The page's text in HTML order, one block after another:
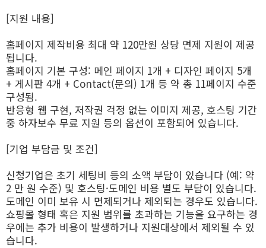
[지원 내용]
홈페이지 제작비용 최대 약 120만원 상당 면제 지원이 제공
됩니다.
홈페이지 기본 구성: 메인 페이지 1개 + 디자인 페이지 5개
+ 게시판 4개 + Contact(문의) 1개 등 약 총 11페이지 수준
구성됨.
반응형 웹 구현, 저작권 걱정 없는 이미지 제공, 호스팅 기간
중 하자보수 무료 지원 등의 옵션이 포함되어 있습니다.
[기업 부담금 및 조건]
신청기업은 초기 세팅비 등의 소액 부담이 있습니다 (예: 약
2 만 원 수준) 및 호스팅·도메인 비용 별도 부담이 있습니다.
도메인 이미 보유 시 면제되거나 제외되는 경우도 있습니다.
쇼핑몰 형태 혹은 지원 범위를 초과하는 기능을 요구하는 경
우에는 추가 비용이 발생하거나 지원대상에서 제외될 수 있
습니다.